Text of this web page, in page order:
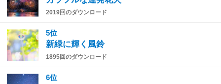
2019回のダウンロード
5位
新緑に輝く風鈴
1895回のダウンロード
6位